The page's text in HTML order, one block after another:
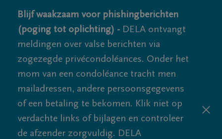
Blijf waakzaam voor phishingberichten
(poging tot oplichting) - DELA ontvangt
meldingen over valse berichten via
zogezegde privécondoléances. Onder het
mom van een condoléance tracht men
mailadressen, andere persoonsgegevens
of een betaling te bekomen. Klik niet op
verdachte links of bijlagen en controleer
de afzender zorgvuldig. DELA